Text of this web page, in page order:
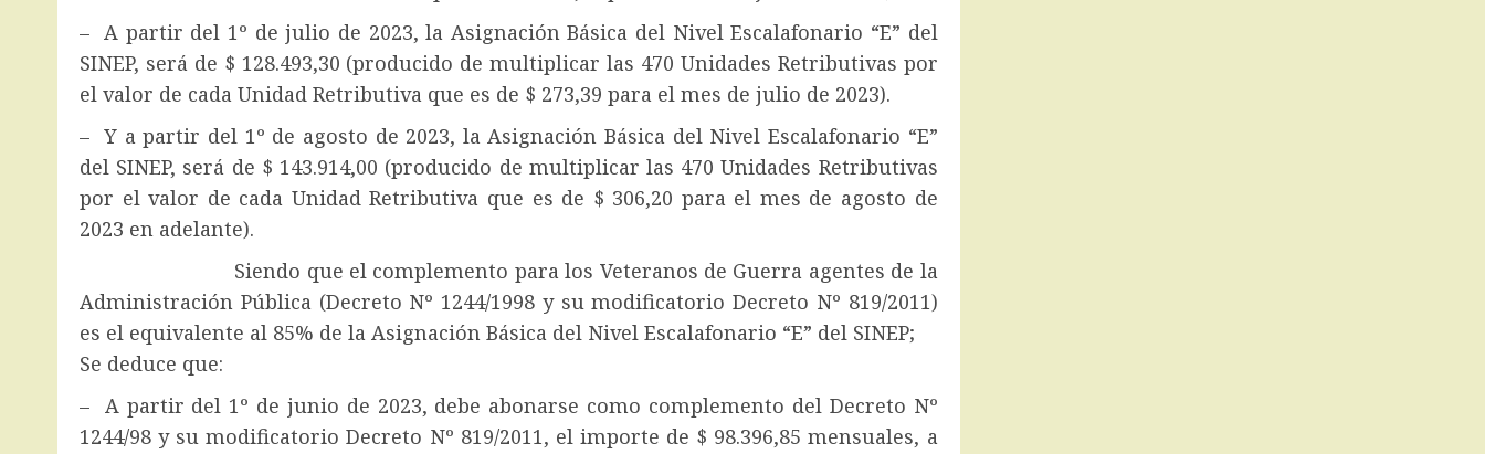
– A partir del 1º de julio de 2023, la Asignación Básica del Nivel Escalafonario “E” del
SINEP, será de $ 128.493,30 (producido de multiplicar las 470 Unidades Retributivas por
el valor de cada Unidad Retributiva que es de $ 273,39 para el mes de julio de 2023).
– Y a partir del 1º de agosto de 2023, la Asignación Básica del Nivel Escalafonario “E”
del SINEP, será de $ 143.914,00 (producido de multiplicar las 470 Unidades Retributivas
por el valor de cada Unidad Retributiva que es de $ 306,20 para el mes de agosto de
2023 en adelante).
Siendo que el complemento para los Veteranos de Guerra agentes de la
Administración Pública (Decreto Nº 1244/1998 y su modificatorio Decreto Nº 819/2011)
es el equivalente al 85% de la Asignación Básica del Nivel Escalafonario “E” del SINEP;
Se deduce que:
– A partir del 1º de junio de 2023, debe abonarse como complemento del Decreto Nº
1244/98 y su modificatorio Decreto Nº 819/2011, el importe de $ 98.396,85 mensuales, a